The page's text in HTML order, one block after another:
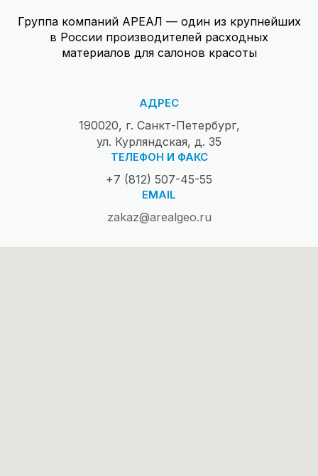
Группа компаний АРЕАЛ — один из крупнейших
в России производителей расходных
материалов для салонов красоты
АДРЕС
190020, г. Санкт-Петербург,
ул. Курляндская, д. 35
ТЕЛЕФОН И ФАКС
+7 (812) 507-45-55
EMAIL
zakaz@arealgeo.ru